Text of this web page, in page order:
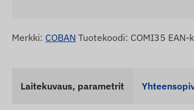
Merkki: COBAN Tuotekoodi: COMI35
Laitekuvaus, parametrit